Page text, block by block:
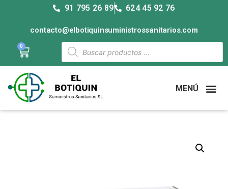
91 795 26 89 624 45 92 76
contacto@elbotiquinsuministrossanitarios.com
0
MENÚ